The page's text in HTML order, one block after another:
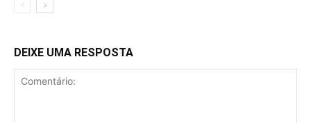
DEIXE UMA RESPOSTA